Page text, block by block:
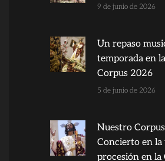
9 de junio de 2026
Un repaso
temporada en
Corpus 2026
5 de junio de 2026
Nuestro
Concierto en
procesión en la